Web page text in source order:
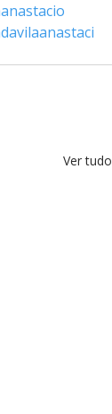
Ver tudo